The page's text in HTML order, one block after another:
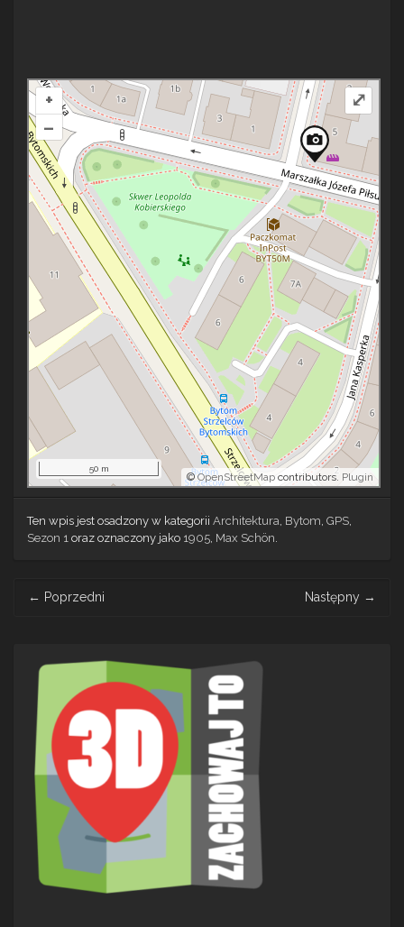
+
–
©OpenStreetMap contributors. Plugin
50 m
⤢
Ten wpis jest osadzony w kategorii Architektura Bytom GPS
Sezon 1 oraz oznaczony jako 1905 Max Schön
navigation
← Poprzedni Następny →